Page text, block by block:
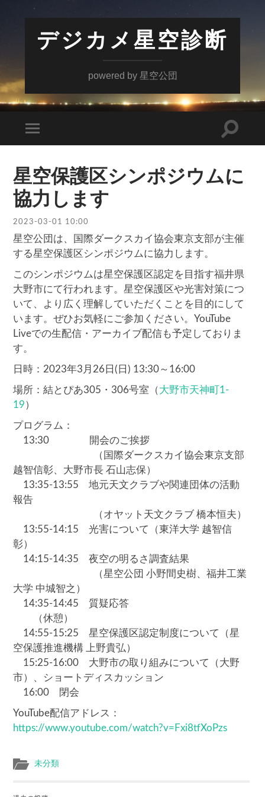
デジカメ星空診断
powered by 星空公団
バ
ル
メ
ニ
ュ
ー
切
り
替
え
る
検
ー
ル
え
る
星空保護区シンポジウムに
協力します
2023-03-01 10:00
星空公団は、国際ダークスカイ協会東京支部が主催
する星空保護区シンポジウムに協力します。
このシンポジウムは星空保護区認定を目指す福井県
大野市にて行われます。星空保護区や光害対策につ
いて、より広く理解していただくことを目的にして
います。ぜひお気軽にご参加ください。YouTube
Liveでの生配信・アーカイブ配信も予定しておりま
す。
日時：2023年3月26日(日) 13:30～16:00
場所：結とぴあ305・306号室（大野市天神町1-
19）
プログラム：
13:30 開会のご挨拶
（国際ダークスカイ協会東京支部
越智信彰、大野市長 石山志保）
13:35-13:55 地元天文クラブや関連団体の活動
報告
（オヤット天文クラブ 橋本恒夫）
13:55-14:15 光害について（東洋大学 越智信
彰）
14:15-14:35 夜空の明るさ調査結果
（星空公団 小野間史樹、福井工業
大学 中城智之）
14:35-14:45 質疑応答
（休憩）
14:55-15:25 星空保護区認定制度について（星
空保護推進機構 上野貴弘）
15:25-16:00 大野市の取り組みについて（大野
市）、ショートディスカッション
16:00 閉会
YouTube配信アドレス：
https://www.youtube.com/watch?v=Fxi8tfXoPzs
未分類